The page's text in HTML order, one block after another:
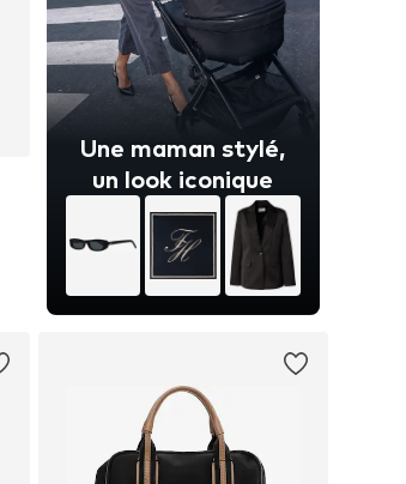
Une maman stylé,
un look iconique